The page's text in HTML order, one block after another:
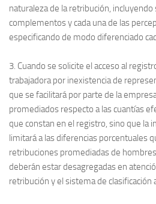
naturaleza de la retribución, incluyendo
complementos y cada una de las
especificando de modo diferenciado
3. Cuando se solicite el acceso al
trabajadora por inexistencia de
que se facilitará por parte de la
promediados respecto a las cuantías
que constan en el registro, sino que la
limitará a las diferencias porcentuales
retribuciones promediadas de
deberán estar desagregadas en
retribución y el sistema de clasificación